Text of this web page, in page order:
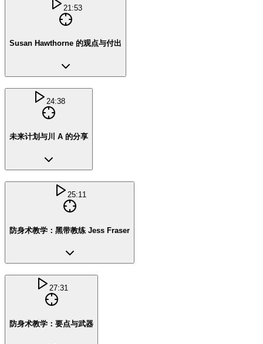
21:53
Susan Hawthorne 的观点与付出
24:38
未来计划与川 A 的分享
25:11
防身术教学：黑带教练 Jess Fraser
27:31
防身术教学：要点与武器